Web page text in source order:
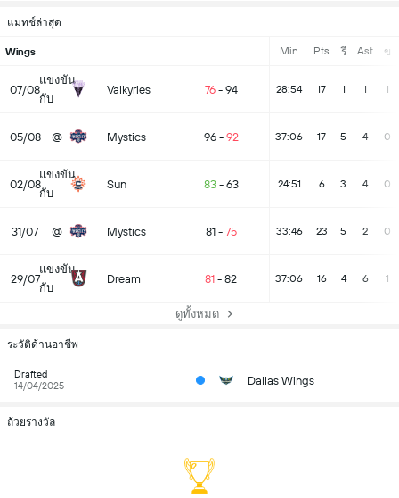
แมทช์ล่าสุด
Wings Min Pts รี Ast ข
07/08
แข่งขัน
กับ
Valkyries 76- 94 28:54 17 1 1 1
05/08 @ Mystics 96- 92 37:06 17 5 4 0
02/08
แข่งขัน
กับ
Sun 83- 63 24:51 6 3 4 0
31/07 @ Mystics 81- 75 33:46 23 5 2 0
29/07
แข่งขัน
กับ
Dream 81 - 82 37:06 16 4 6 1
ดูทั้งหมด
ระวัติด้านอาชีพ
Drafted
14/04/2025
Dallas Wings
ถ้วยรางวัล